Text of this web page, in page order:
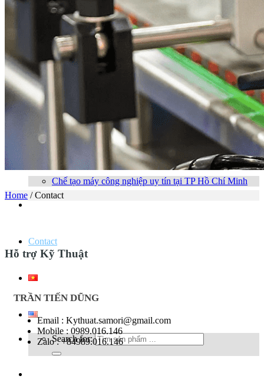
Product
Electrical Cabinets
Camera
Balance Head
Chế tạo máy công nghiệp uy tín tại TP Hồ Chí Minh
Contact
Search for:
Home /Contact
Hỗ trợ Kỹ Thuật
TRẦN TIẾN DŨNG
Email : Kythuat.samori@gmail.com
Mobile : 0989.016.146
Zalo : +84989.016.146